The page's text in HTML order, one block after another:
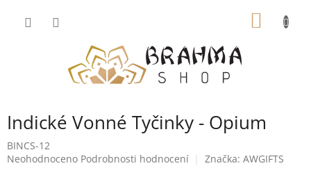
Indické Vonné Tyčinky - Opium
BINCS-12
Průměrné
Neohodnoceno Podrobnosti hodnocení Značka: AWGIFTS